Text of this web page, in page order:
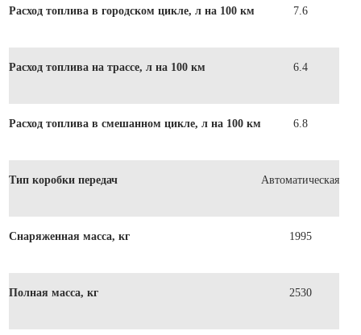
Расход топлива в городском цикле, л на 100 км 7.6
Расход топлива на трассе, л на 100 км 6.4
Расход топлива в смешанном цикле, л на 100 км 6.8
Тип коробки передач Автоматическая
Снаряженная масса, кг 1995
Полная масса, кг 2530